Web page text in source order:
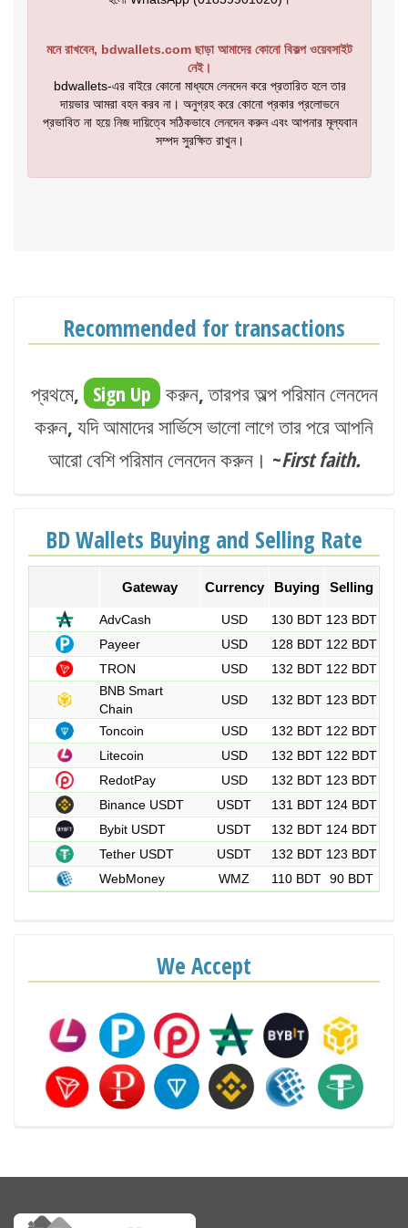
মনে রাখবেন, bdwallets.com ছাড়া আমাদের কোনো বিকল্প ওয়েবসাইট
নেই।
bdwallets-এর বাইরে কোনো মাধ্যমে লেনদেন করে প্রতারিত হলে তার
দায়ভার আমরা বহন করব না। অনুগ্রহ করে কোনো প্রকার প্রলোভনে
প্রভাবিত না হয়ে নিজ দায়িত্বে সঠিকভাবে লেনদেন করুন এবং আপনার মূল্যবান
সম্পদ সুরক্ষিত রাখুন।
Recommended for transactions
প্রথমে, Sign Up করুন, তারপর অল্প পরিমান লেনদেন
করুন, যদি আমাদের সার্ভিসে ভালো লাগে তার পরে আপনি
আরো বেশি পরিমান লেনদেন করুন। ~First faith.
BD Wallets Buying and Selling Rate
Gateway Currency Buying Selling
AdvCash USD 130 BDT 123 BDT
Payeer
USD 128 BDT 122 BDT
TRON
USD 132 BDT 122 BDT
BNB Smart
Chain
USD 132 BDT 123 BDT
Toncoin USD 132 BDT 122 BDT
Litecoin
USD 132 BDT 122 BDT
RedotPay
USD 132 BDT 123 BDT
Binance USDT
USDT 131 BDT 124 BDT
Bybit USDT
USDT 132 BDT 124 BDT
Tether USDT
USDT 132 BDT 123 BDT
WebMoney
WMZ 110 BDT 90 BDT
We Accept